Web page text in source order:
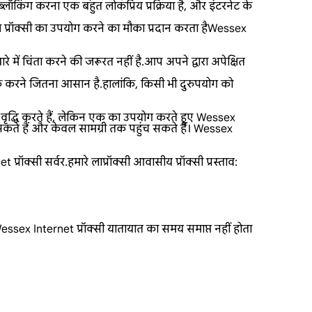
करना एक बहुत लोकप्रिय प्रक्रिया है, और इंटरनेट के
का उपयोग करने का मौका प्रदान करता हैWessex
में चिंता करने की जरूरत नहीं है.आप अपने द्वारा अपेक्षित
जितना आसान है.हालांकि, किसी भी दुरुपयोग को
करते हैं, लेकिन एक का उपयोग करते हुए Wessex
हैं और केवल सामग्री तक पहुंच सकते हैं। Wessex
सर्वर.हमारे लाप्रॉक्सी आवासीय प्रॉक्सी प्रस्ताव:
Internet प्रॉक्सी यातायात का समय समाप्त नहीं होता